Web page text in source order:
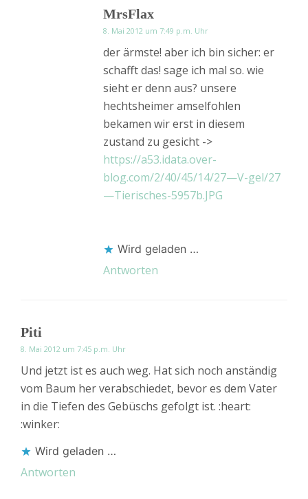
MrsFlax
8. Mai 2012 um 7:49 p.m. Uhr
der ärmste! aber ich bin sicher: er
schafft das! sage ich mal so. wie
sieht er denn aus? unsere
hechtsheimer amselfohlen
bekamen wir erst in diesem
zustand zu gesicht ->
https://a53.idata.over-
blog.com/2/40/45/14/27—V-gel/27
—Tierisches-5957b.JPG
Wird geladen …
Antworten
Piti
8. Mai 2012 um 7:45 p.m. Uhr
Und jetzt ist es auch weg. Hat sich noch anständig
vom Baum her verabschiedet, bevor es dem Vater
in die Tiefen des Gebüschs gefolgt ist. :heart:
:winker:
Wird geladen …
Antworten